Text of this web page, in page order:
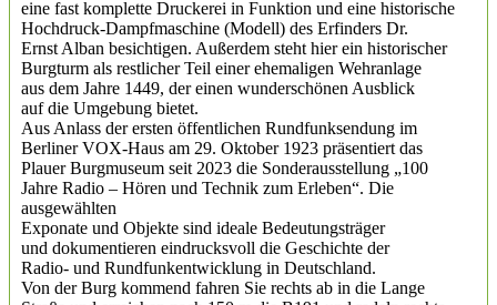
eine fast komplette Druckerei in Funktion und eine historische
Hochdruck-Dampfmaschine (Modell) des Erfinders Dr.
Ernst Alban besichtigen. Außerdem steht hier ein historischer
Burgturm als restlicher Teil einer ehemaligen Wehranlage
aus dem Jahre 1449, der einen wunderschönen Ausblick
auf die Umgebung bietet.
Aus Anlass der ersten öffentlichen Rundfunksendung im
Berliner VOX-Haus am 29. Oktober 1923 präsentiert das
Plauer Burgmuseum seit 2023 die Sonderausstellung „100
Jahre Radio – Hören und Technik zum Erleben“. Die
ausgewählten
Exponate und Objekte sind ideale Bedeutungsträger
und dokumentieren eindrucksvoll die Geschichte der
Radio- und Rundfunkentwicklung in Deutschland.
Von der Burg kommend fahren Sie rechts ab in die Lange